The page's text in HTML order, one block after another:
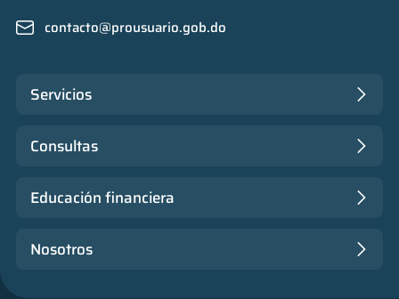
contacto@prousuario.gob.do
Servicios
Consultas
Educación financiera
Nosotros